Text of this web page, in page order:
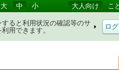
大 中 小 大人向け こ
すると利用状況の確認等のサ
用できます。